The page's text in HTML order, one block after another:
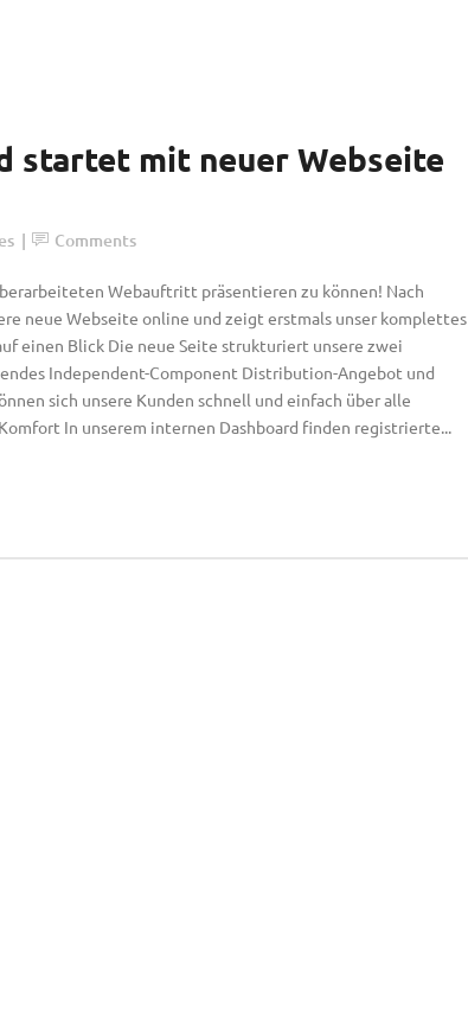
startet mit neuer Webseite
Comments
Webauftritt präsentieren zu können! Nach
neue Webseite online und zeigt erstmals unser komplettes
einen Blick Die neue Seite strukturiert unsere zwei
Independent-Component Distribution-Angebot und
sich unsere Kunden schnell und einfach über alle
In unserem internen Dashboard finden registrierte...